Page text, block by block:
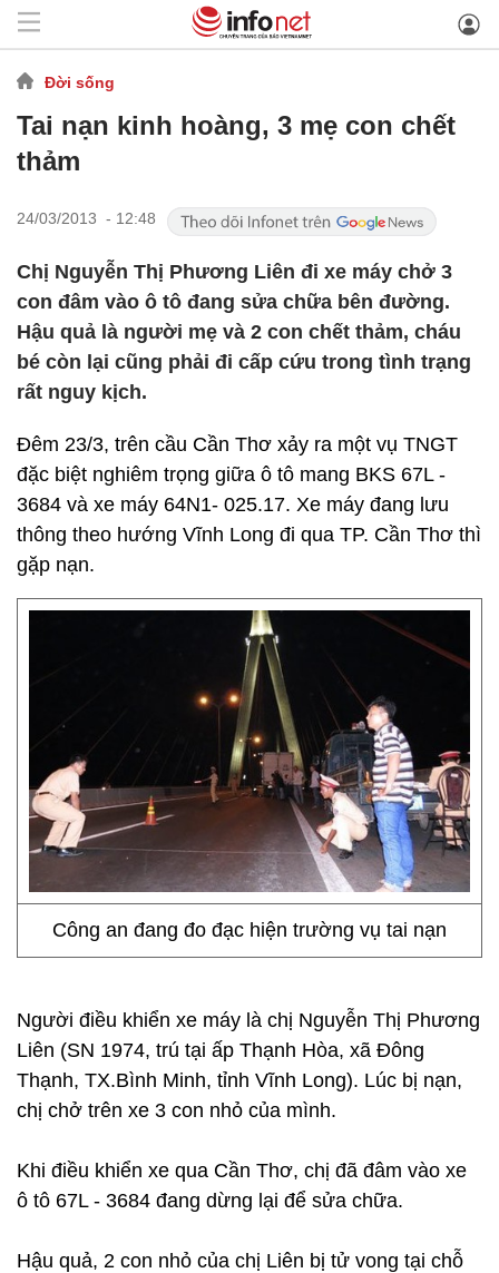
Đời sống
Tai nạn kinh hoàng, 3 mẹ con chết
thảm
24/03/2013 - 12:48
Chị Nguyễn Thị Phương Liên đi xe máy chở 3
con đâm vào ô tô đang sửa chữa bên đường.
Hậu quả là người mẹ và 2 con chết thảm, cháu
bé còn lại cũng phải đi cấp cứu trong tình trạng
rất nguy kịch.
Đêm 23/3, trên cầu Cần Thơ xảy ra một vụ TNGT
đặc biệt nghiêm trọng giữa ô tô mang BKS 67L -
3684 và xe máy 64N1- 025.17. Xe máy đang lưu
thông theo hướng Vĩnh Long đi qua TP. Cần Thơ thì
gặp nạn.
Công an đang đo đạc hiện trường vụ tai nạn
Người điều khiển xe máy là chị Nguyễn Thị Phương
Liên (SN 1974, trú tại ấp Thạnh Hòa, xã Đông
Thạnh, TX.Bình Minh, tỉnh Vĩnh Long). Lúc bị nạn,
chị chở trên xe 3 con nhỏ của mình.
Khi điều khiển xe qua Cần Thơ, chị đã đâm vào xe
ô tô 67L - 3684 đang dừng lại để sửa chữa.
Hậu quả, 2 con nhỏ của chị Liên bị tử vong tại chỗ